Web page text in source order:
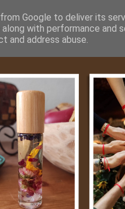
Google to deliver its
along with performance
and address abuse.